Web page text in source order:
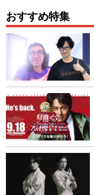
おすすめ特集